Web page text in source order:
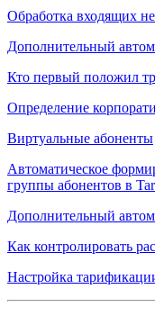
Обработка входящих
Дополнительный
Кто первый положил
Определение
Виртуальные абоненты
Автоматическое
группы абонентов в
Дополнительный
Как контролировать
Настройка